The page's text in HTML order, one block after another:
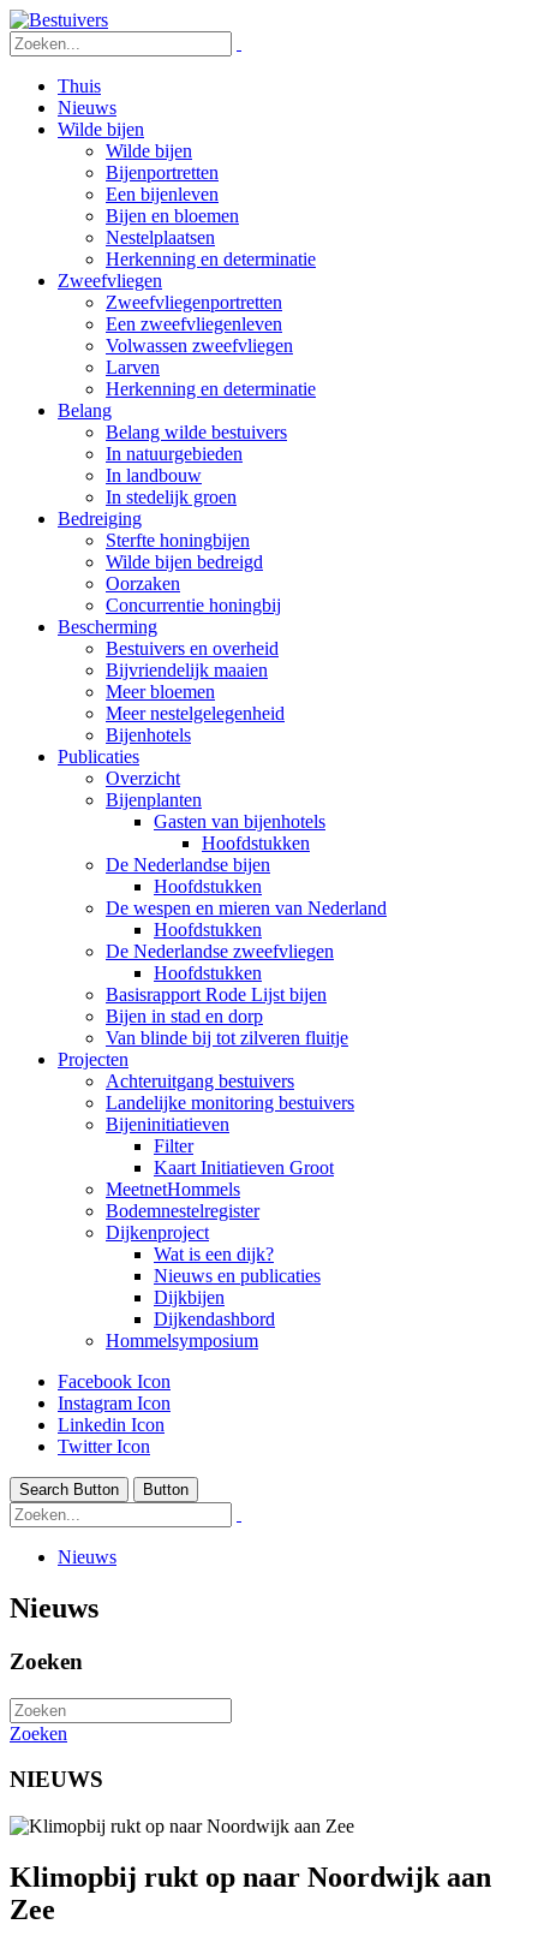
Thuis
Nieuws
Wilde bijen
Wilde bijen
Bijenportretten
Een bijenleven
Bijen en bloemen
Nestelplaatsen
Herkenning en determinatie
Zweefvliegen
Zweefvliegenportretten
Een zweefvliegenleven
Volwassen zweefvliegen
Larven
Herkenning en determinatie
Belang
Belang wilde bestuivers
In natuurgebieden
In landbouw
In stedelijk groen
Bedreiging
Sterfte honingbijen
Wilde bijen bedreigd
Oorzaken
Concurrentie honingbij
Bescherming
Bestuivers en overheid
Bijvriendelijk maaien
Meer bloemen
Meer nestelgelegenheid
Bijenhotels
Publicaties
Overzicht
Bijenplanten
Gasten van bijenhotels
Hoofdstukken
De Nederlandse bijen
Hoofdstukken
De wespen en mieren van Nederland
Hoofdstukken
De Nederlandse zweefvliegen
Hoofdstukken
Basisrapport Rode Lijst bijen
Bijen in stad en dorp
Van blinde bij tot zilveren fluitje
Projecten
Achteruitgang bestuivers
Landelijke monitoring bestuivers
Bijeninitiatieven
Filter
Kaart Initiatieven Groot
MeetnetHommels
Bodemnestelregister
Dijkenproject
Wat is een dijk?
Nieuws en publicaties
Dijkbijen
Dijkendashbord
Hommelsymposium
Facebook Icon
Instagram Icon
Linkedin Icon
Twitter Icon
Search Button Button
Nieuws
Nieuws
Zoeken
Zoeken
NIEUWS
Klimopbij rukt op naar Noordwijk aan
Zee